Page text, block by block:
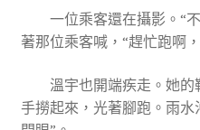
一位乘客還在攝影。“
著那位乘客喊，“趕忙跑啊
溫宇也開端疾走。她
手撈起來，光著腳跑。雨